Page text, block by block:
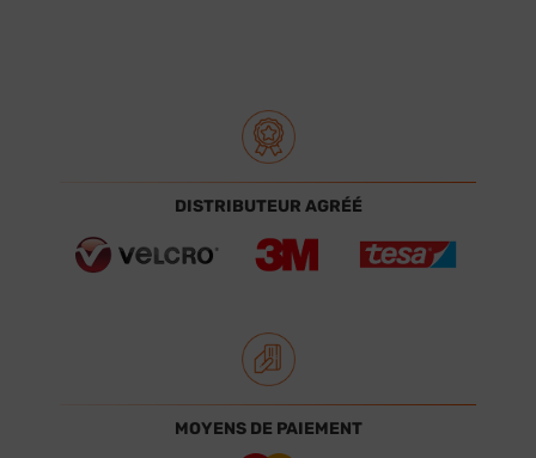
DISTRIBUTEUR AGRÉÉ
MOYENS DE PAIEMENT